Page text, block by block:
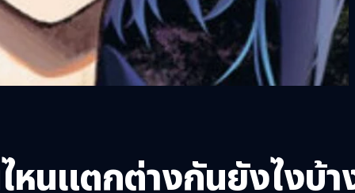
หนแตกต่างกันยังไงบ้า